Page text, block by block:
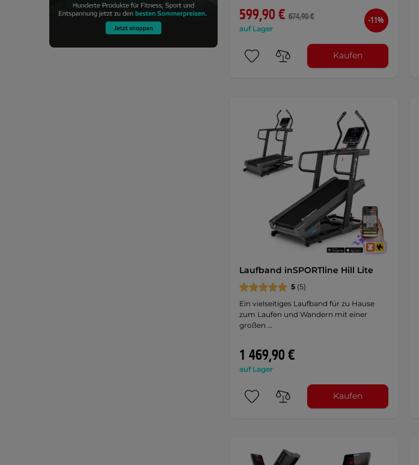
599,90 € 674,90 €
auf Lager
-11%
Kaufen
Laufband inSPORTline Hill Lite
5 (5)
Ein vielseitiges Laufband für zu Hause
zum Laufen und Wandern mit einer
großen …
1 469,90 €
auf Lager
Kaufen